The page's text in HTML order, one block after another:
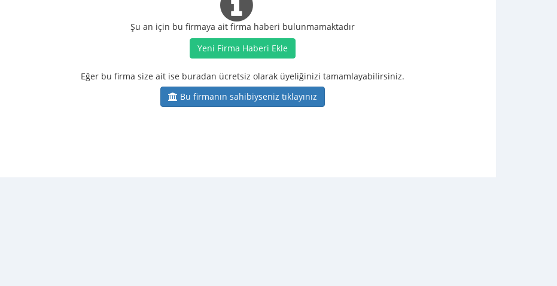
Şu an için bu firmaya ait firma haberi bulunmamaktadır
Yeni Firma Haberi Ekle
Eğer bu firma size ait ise buradan ücretsiz olarak üyeliğinizi tamamlayabilirsiniz.
Bu firmanın sahibiyseniz tıklayınız